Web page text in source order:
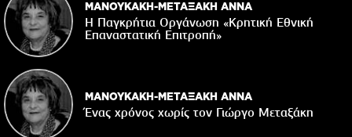
ΜΑΝΟΥΚΑΚΗ-ΜΕΤΑΞΑΚΗ ΑΝΝΑ
Η Παγκρήτια Οργάνωση «Κρητική Εθνική
Επαναστατική Eπιτροπή»
ΜΑΝΟΥΚΑΚΗ-ΜΕΤΑΞΑΚΗ ΑΝΝΑ
Ένας χρόνος χωρίς τον Γιώργο Μεταξάκη